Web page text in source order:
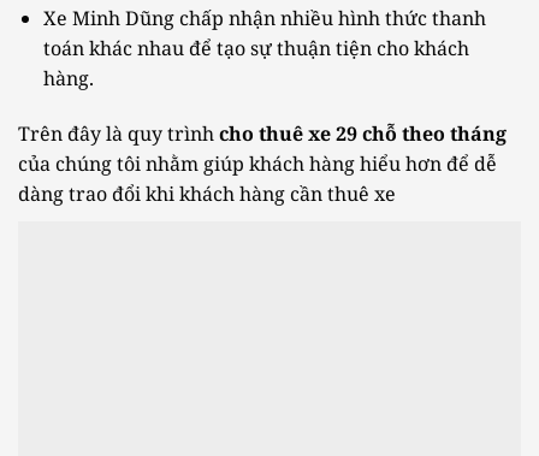
Xe Minh Dũng chấp nhận nhiều hình thức thanh
toán khác nhau để tạo sự thuận tiện cho khách
hàng.
Trên đây là quy trìnhcho thuê xe 29 chỗ theo tháng
của chúng tôi nhằm giúp khách hàng hiểu hơn để dễ
dàng trao đổi khi khách hàng cần thuê xe